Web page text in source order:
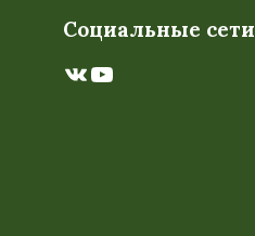
Социальные сети
ВКонтакте
YouTube